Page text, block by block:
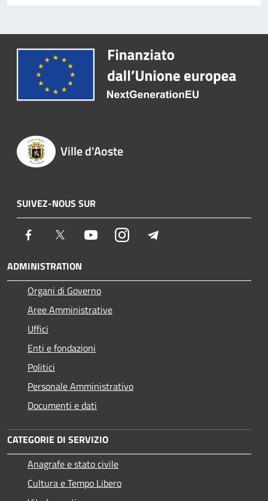
Ville d'Aoste
SUIVEZ-NOUS SUR
Facebook Twitter YoutubeInstagram
ADMINISTRATION
Organi di Governo
Aree Amministrative
Uffici
Enti e fondazioni
Politici
Personale Amministrativo
Documenti e dati
CATEGORIE DI SERVIZIO
Anagrafe e stato civile
Cultura e Tempo Libero